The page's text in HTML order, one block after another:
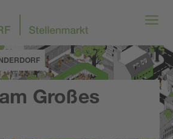
Großes